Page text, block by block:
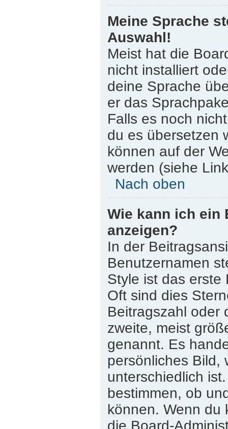
Meine Sprache
Auswahl!
Meist hat die
nicht installiert
deine Sprache
er das
Falls es noch
du es übersetzen
können auf der
werden (siehe
Nach oben
Wie kann ich ein
anzeigen?
In der
Benutzernamen
Style ist das erste
Oft sind dies
Beitragszahl oder
zweite, meist
genannt. Es
persönliches Bild,
unterschiedlich
bestimmen, ob
können. Wenn du
die Board-